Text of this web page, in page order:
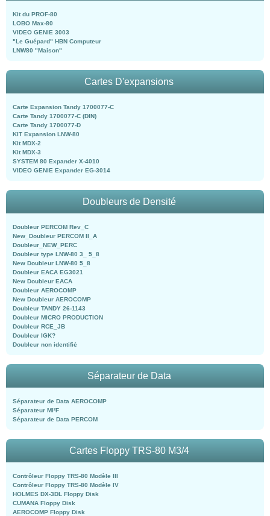
Kit du PROF-80
LOBO Max-80
VIDEO GENIE 3003
"Le Guépard" HBN Computeur
LNW80 "Maison"
Cartes D'expansions
Carte Expansion Tandy 1700077-C
Carte Tandy 1700077-C (DIN)
Carte Tandy 1700077-D
KIT Expansion LNW-80
Kit MDX-2
Kit MDX-3
SYSTEM 80 Expander X-4010
VIDEO GENIE Expander EG-3014
Doubleurs de Densité
Doubleur PERCOM Rev_C
New_Doubleur PERCOM II_A
Doubleur_NEW_PERC
Doubleur type LNW-80 3_ 5_8
New Doubleur LNW-80 5_8
Doubleur EACA EG3021
New Doubleur EACA
Doubleur AEROCOMP
New Doubleur AEROCOMP
Doubleur TANDY 26-1143
Doubleur MICRO PRODUCTION
Doubleur RCE_JB
Doubleur IGK?
Doubleur non identifié
Séparateur de Data
Séparateur de Data AEROCOMP
Séparateur MI²F
Séparateur de Data PERCOM
Cartes Floppy TRS-80 M3/4
Contrôleur Floppy TRS-80 Modèle III
Contrôleur Floppy TRS-80 Modèle IV
HOLMES DX-3DL Floppy Disk
CUMANA Floppy Disk
AEROCOMP Floppy Disk